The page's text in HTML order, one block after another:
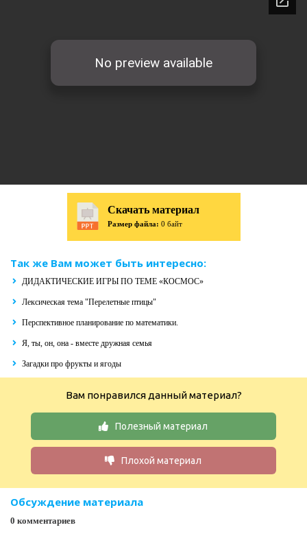
Скачать материал
Размер файла: 0 байт
Так же Вам может быть интересно:
ДИДАКТИЧЕСКИЕ ИГРЫ ПО ТЕМЕ «КОСМОС»
Лексическая тема "Перелетные птицы"
Перспективное планирование по математики.
Я, ты, он, она - вместе дружная семья
Загадки про фрукты и ягоды
Вам понравился данный материал?
Полезный материал
Плохой материал
Обсуждение материала
0 комментариев